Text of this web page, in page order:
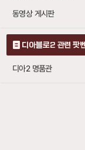
동영상 게시판
디아블로2 관련 팟
디아2 명품관